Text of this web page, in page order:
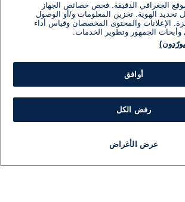
الجغرافي الدقيقة. فحص خصائص الجهاز
الهوية. تخزين المعلومات و/أو الوصول
الإعلانات والمحتوى المخصصان وقياس أداء
وأبحاث الجمهور وتطوير الخدمات.
أوافق
رفض الكل
عرض الأغراض